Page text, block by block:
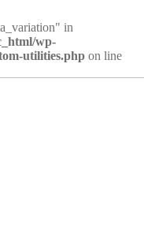
in
wp-
utilities.php on line